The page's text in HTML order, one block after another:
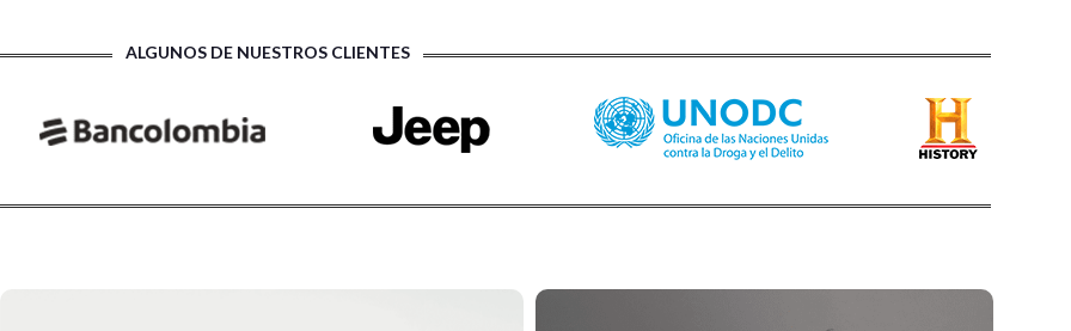
ALGUNOS DE NUESTROS CLIENTES